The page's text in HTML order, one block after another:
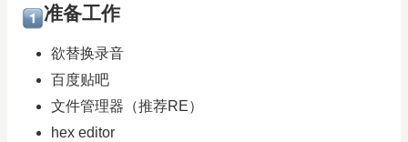
准备工作
欲替换录音
百度贴吧
文件管理器（推荐RE）
hex editor